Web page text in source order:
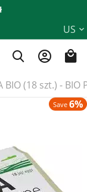
US
BIO (18 szt.) - BIO
Save 6%